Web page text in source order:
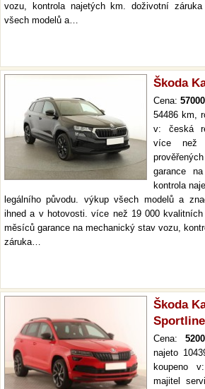
vozu, kontrola najetých km. doživotní
všech modelů a…
Škoda
Cena:
54486 km,
v: česká
více než
garance
kontrola
legálního původu. výkup všech modelů a
ihned a v hotovosti. více než 19 000
měsíců garance na mechanický stav vozu,
záruka…
Škoda
Sportline
Cena:
najeto
koupeno
majitel